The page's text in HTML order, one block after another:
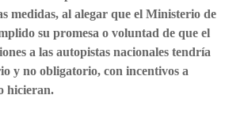
medidas, al alegar que el Ministerio de
su promesa o voluntad de que el
a las autopistas nacionales tendría
y no obligatorio, con incentivos a
hicieran.